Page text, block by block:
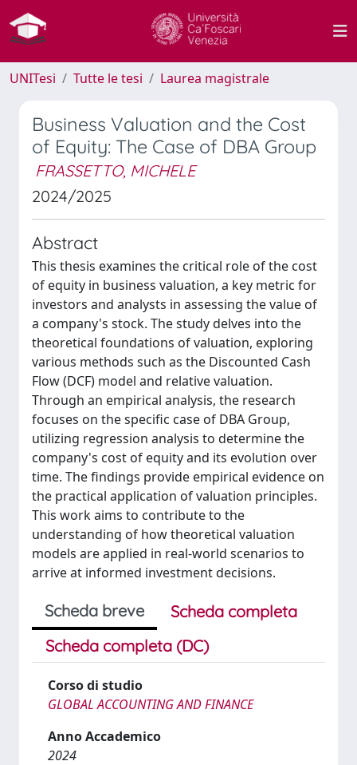
UNITesi Tutte le tesi Laurea magistrale
Business Valuation and the Cost
of Equity: The Case of DBA Group
FRASSETTO, MICHELE
2024/2025
Abstract
This thesis examines the critical role of the cost
of equity in business valuation, a key metric for
investors and analysts in assessing the value of
a company's stock. The study delves into the
theoretical foundations of valuation, exploring
various methods such as the Discounted Cash
Flow (DCF) model and relative valuation.
Through an empirical analysis, the research
focuses on the specific case of DBA Group,
utilizing regression analysis to determine the
company's cost of equity and its evolution over
time. The findings provide empirical evidence on
the practical application of valuation principles.
This work aims to contribute to the
understanding of how theoretical valuation
models are applied in real-world scenarios to
arrive at informed investment decisions.
Scheda breve
Scheda completa
Scheda completa (DC)
Corso di studio
GLOBAL ACCOUNTING AND FINANCE
Anno Accademico
2024